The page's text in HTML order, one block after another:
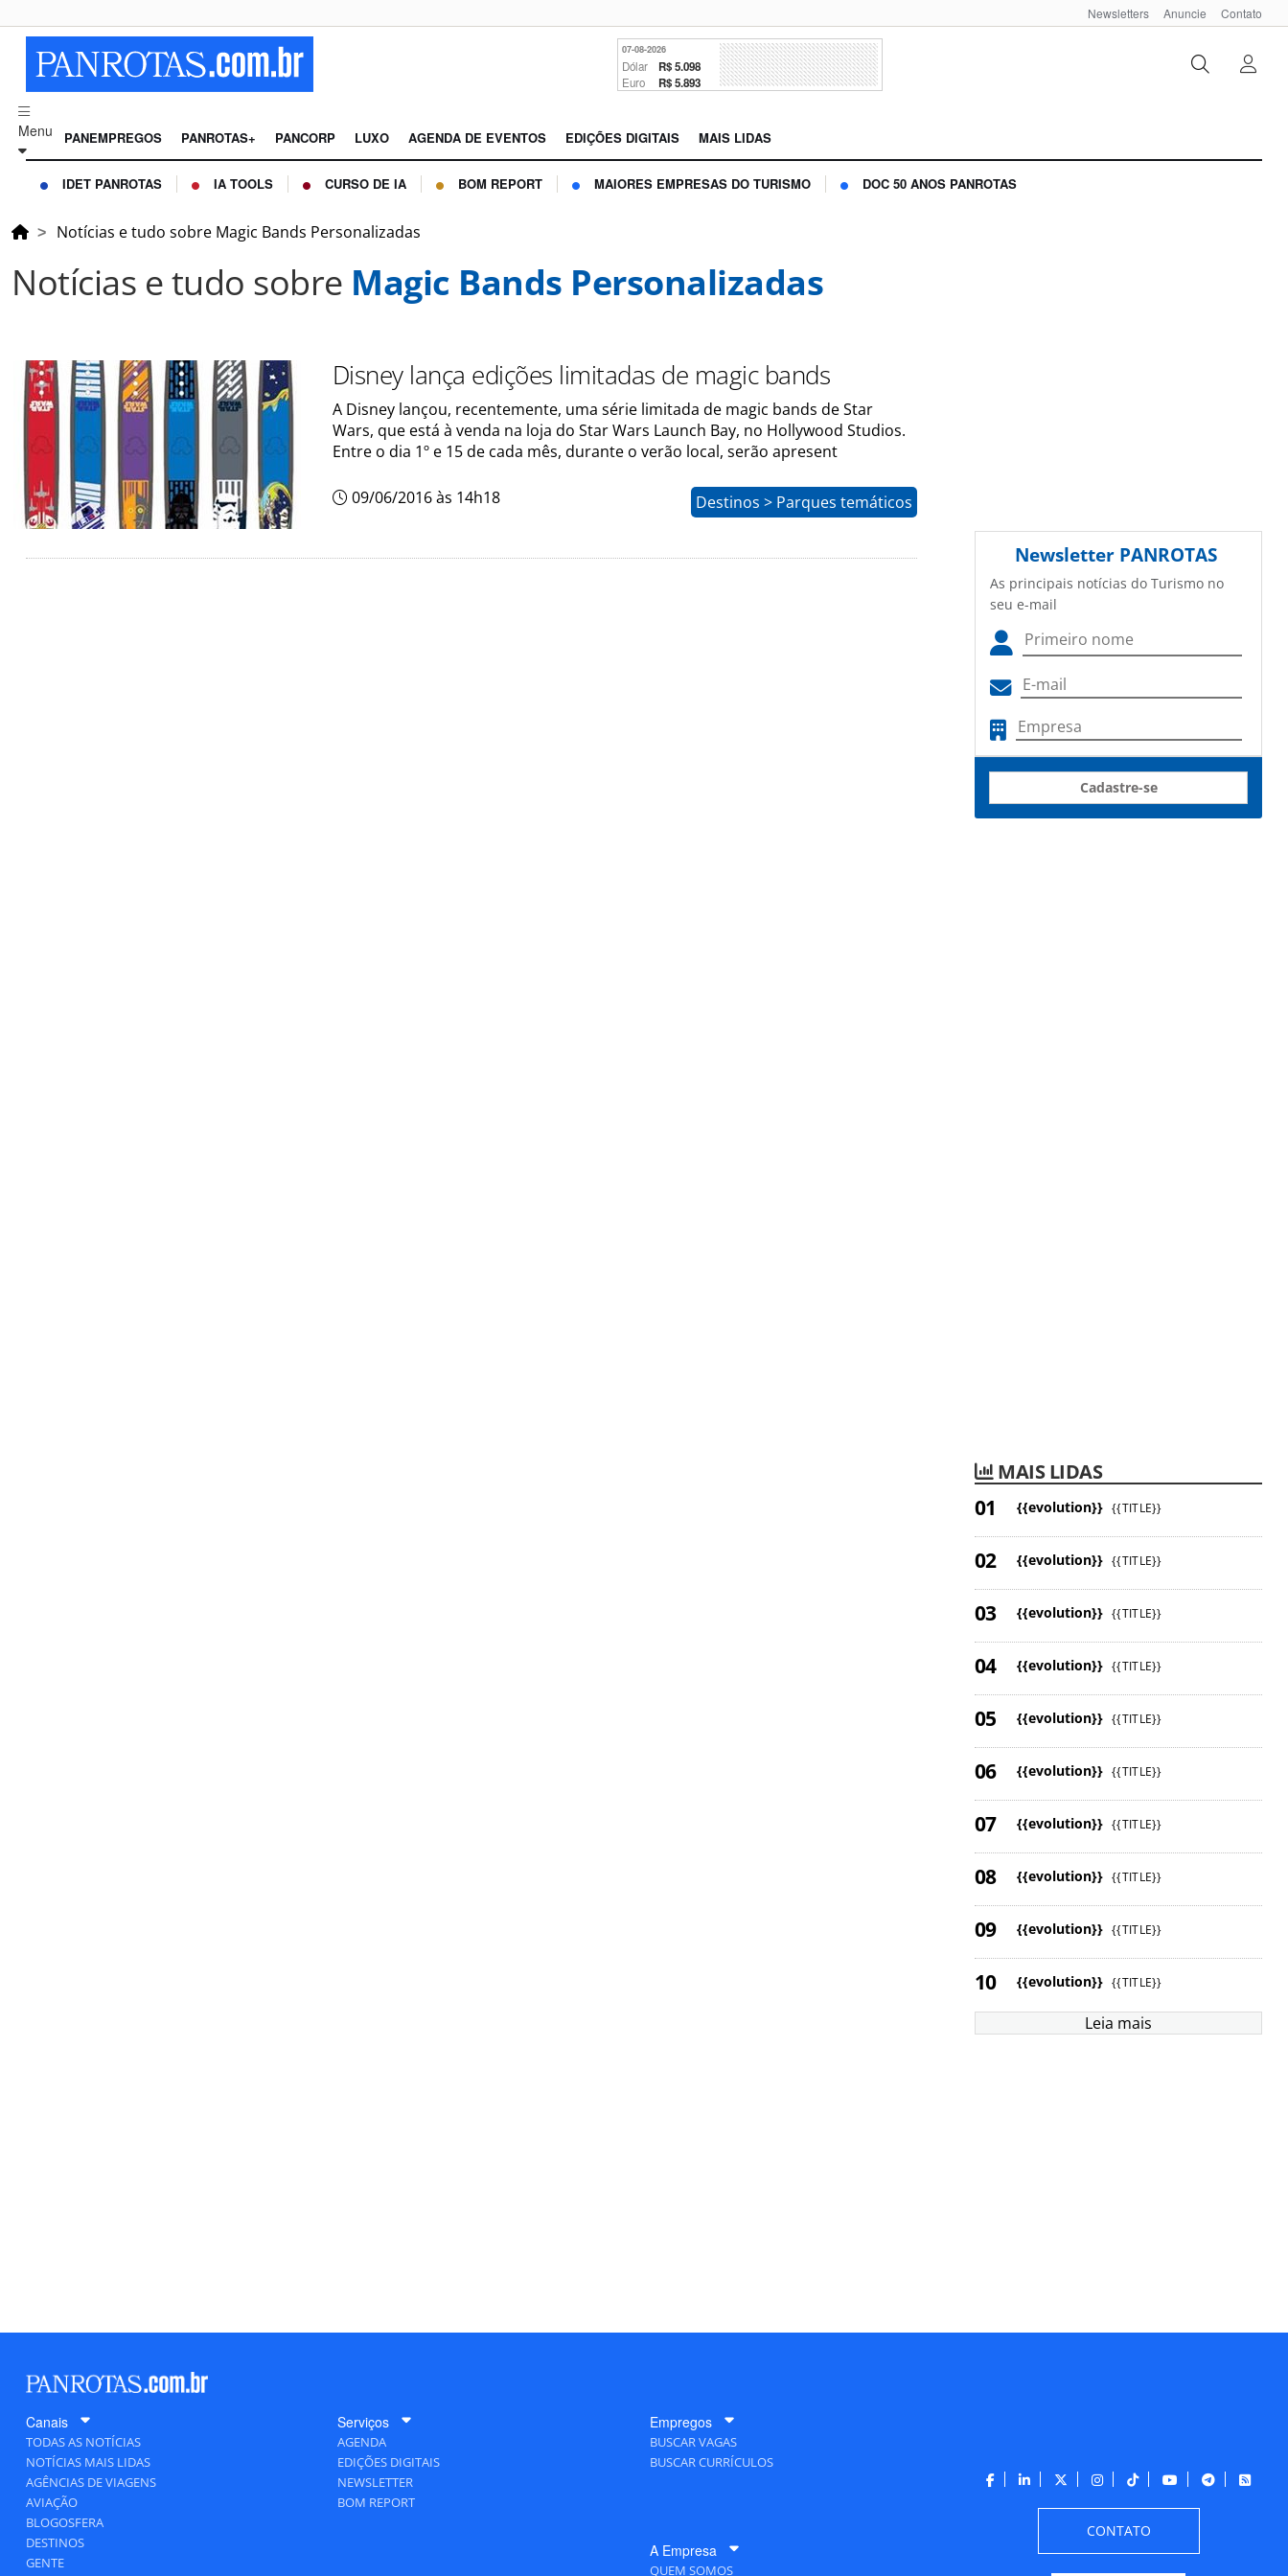
Newsletters Anuncie Contato
07-08-2026
Dólar R$ 5.098
Euro R$ 5.893
Menu PANEMPREGOS PANROTAS+ PANCORP LUXO AGENDA DE EVENTOS EDIÇÕES DIGITAIS MAIS LIDAS
IDET PANROTAS IA TOOLS CURSO DE IA BOM REPORT MAIORES EMPRESAS DO TURISMO DOC 50 ANOS PANROTAS
Notícias e tudo sobre Magic Bands Personalizadas
Notícias e tudo sobre Magic Bands Personalizadas
Disney lança edições limitadas de magic bands
A Disney lançou, recentemente, uma série limitada de magic bands deStar
Wars, que está à venda na loja do Star Wars Launch Bay, no Hollywood Studios.
Entre o dia 1º e 15 de cada mês, durante o verão local, serão apresent
09/06/2016 às 14h18 Destinos > Parques temáticos
Newsletter PANROTAS
As principais notícias do Turismo no
seu e-mail
Cadastre-se
MAIS LIDAS
{{evolution}} {{TITLE}}
{{evolution}} {{TITLE}}
{{evolution}} {{TITLE}}
{{evolution}} {{TITLE}}
{{evolution}} {{TITLE}}
{{evolution}} {{TITLE}}
{{evolution}} {{TITLE}}
{{evolution}} {{TITLE}}
{{evolution}} {{TITLE}}
{{evolution}} {{TITLE}}
Leia mais
Canais
TODAS AS NOTÍCIAS
NOTÍCIAS MAIS LIDAS
AGÊNCIAS DE VIAGENS
AVIAÇÃO
BLOGOSFERA
DESTINOS
GENTE
Serviços
AGENDA
EDIÇÕES DIGITAIS
NEWSLETTER
BOM REPORT
Empregos
BUSCAR VAGAS
BUSCAR CURRÍCULOS
A Empresa
QUEM SOMOS
CONTATO